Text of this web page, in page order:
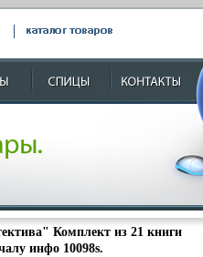
Комплект из 21 книги
инфо 10098s.